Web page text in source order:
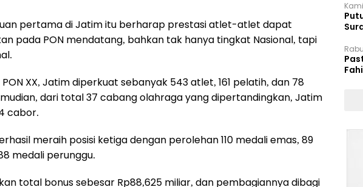
pertama di Jatim itu berharap prestasi atlet-atlet dapat
pada PON mendatang, bahkan tak hanya tingkat Nasional, tapi
XX, Jatim diperkuat sebanyak 543 atlet, 161 pelatih, dan 78
dari total 37 cabang olahraga yang dipertandingkan, Jatim
cabor.
meraih posisi ketiga dengan perolehan 110 medali emas, 89
medali perunggu.
total bonus sebesar Rp88,625 miliar, dan pembagiannya dibagi